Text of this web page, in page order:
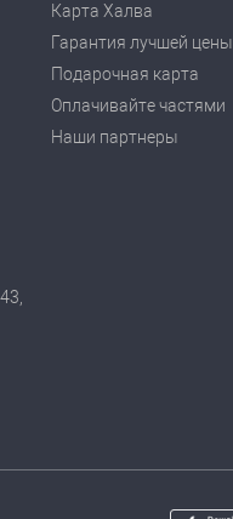
Карта Халва
Гарантия лучшей цены
Подарочная карта
Оплачивайте частями
Наши партнеры